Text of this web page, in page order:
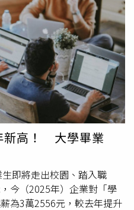
1,222元，創近七年第二低
的比率為25.5%，略高於前
括，「粽子禮盒」、「甜點
酥／蛋黃酥」與「水果禮
的企業仍維持送禮習慣，平
976元。最常送出的禮品為
統粽子」、「禮券」及「鳳
成企業（50.9%）明文或口
當對價或利益衝突，尤其是
。針對目前任職企業，只有
預估能收到禮品。調查也
禮是「百貨／超商禮券」，
鳳梨酥」與「文創商品」。
類」、「包裝米」、「肉
不期待的「雷品」。至於應
新高！ 大學畢業
即將走出校園、踏入職
今（2025年）企業對「學
為3萬2556元，較去年提升